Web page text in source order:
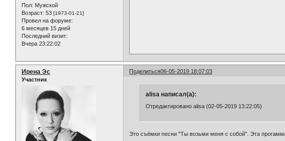
Пол: Мужской
Возраст: 53 [1973-01-21]
Провел на форуме:
6 месяцев 15 дней
Последний визит:
Вчера 23:22:02
Поделиться06-05-2019 18:07:03
Ирена Эс
Участник
alisa написал(а):
Отредактировано alisa (02-05-2019 13:22:05)
Это съёмки песни "Ты возьми меня с собой". Эта